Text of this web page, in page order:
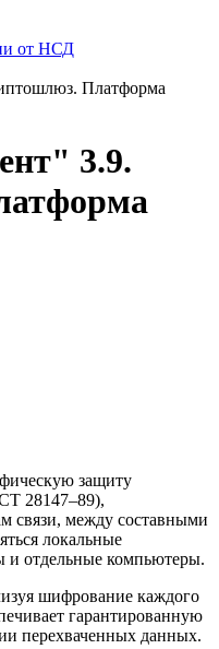
от НСД
Платформа
3.9.
защиту
28147–89),
связи, между составными
локальные
и отдельные компьютеры.
шифрование каждого
гарантированную
перехваченных данных.